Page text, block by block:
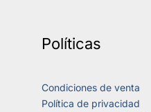
Políticas
Condiciones de venta
Política de privacidad